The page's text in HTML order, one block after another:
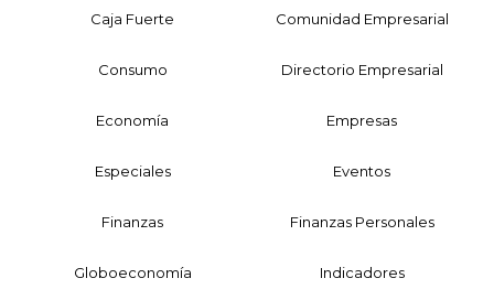
Caja Fuerte Comunidad Empresarial
Consumo Directorio Empresarial
Economía Empresas
Especiales Eventos
Finanzas Finanzas Personales
Globoeconomía Indicadores